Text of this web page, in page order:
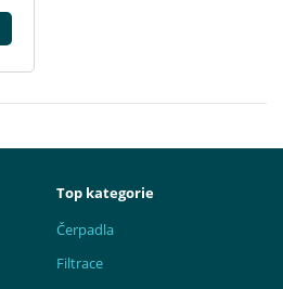
Top kategorie
Čerpadla
Filtrace